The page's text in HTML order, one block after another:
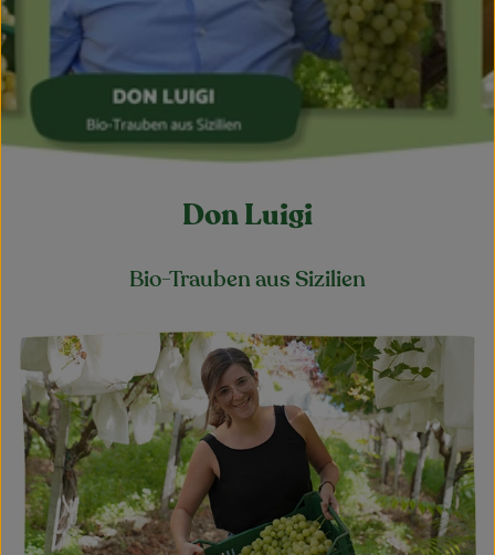
Obst & Gemüse
Kühltheke
Bäckerei
So geht’s
Über uns
Blog
Don Luigi
Bio-Trauben aus Sizilien